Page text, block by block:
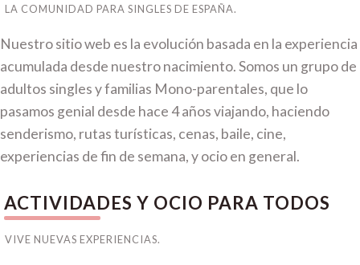
LA COMUNIDAD PARA SINGLES DE ESPAÑA.
Nuestro sitio web es la evolución basada en la experiencia
acumulada desde nuestro nacimiento. Somos un grupo de
adultos singles y familias Mono-parentales, que lo
pasamos genial desde hace 4 años viajando, haciendo
senderismo, rutas turísticas, cenas, baile, cine,
experiencias de fin de semana, y ocio en general.
ACTIVIDADES Y OCIO PARA TODOS
VIVE NUEVAS EXPERIENCIAS.